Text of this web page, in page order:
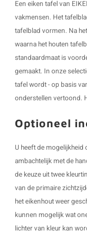
Een eiken tafel van
vakmensen. Het
tafelblad vormen. Na
waarna het houten
standaardmaat is
gemaakt. In onze
tafel wordt - op basis
onderstellen vertoond.
Optioneel
U heeft de
ambachtelijk met de
de keuze uit twee
van de primaire
het eikenhout weer
kunnen mogelijk wat
lichter van kleur kan